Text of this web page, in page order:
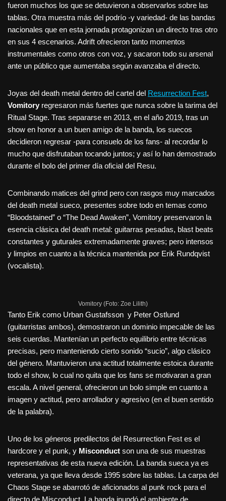
fueron muchos los que se detuvieron a observarlos sobre las
tablas. Otra muestra más del podrío -y variedad- de las bandas
nacionales que en esta jornada protagonizan un directo tras otro
en sus 4 escenarios. Adrift ofrecieron tanto momentos
instrumentales como otros con voz, y sacaron todo su arsenal
ante un público que aumentaba según avanzaba el directo.
Joyas del death metal dentro del cartel del Resurrection Fest,
Vomitory regresaron más fuertes que nunca sobre la tarima del
Ritual Stage. Tras separarse en 2013, en el año 2019, tras un
show en honor a un buen amigo de la banda, los suecos
decidieron regresar -para consuelo de los fans- al recordar lo
mucho que disfrutaban tocando juntos; y así lo han demostrado
durante el bolo del primer día oficial del Resu.
Combinando matices del grind pero con rasgos muy marcados
del death metal sueco, presentes sobre todo en temas como
“Bloodstained” o “The Dead Awaken”, Vomitory preservaron la
esencia clásica del death metal: guitarras pesadas, blast beats
constantes y guturales extremadamente graves; pero intensos
y limpios en cuanto a la técnica mantenida por Erik Rundqvist
(vocalista).
Vomitory (Foto: Zoe Lilith)
Tanto Erik como Urban Gustafsson y Peter Ostlund
(guitarristas ambos), demostraron un dominio impecable de las
seis cuerdas. Mantenían un perfecto equilibrio entre técnicas
precisas, pero manteniendo cierto sonido “sucio”, algo clásico
del género. Mantuvieron una actitud totalmente estoica durante
todo el show, lo cual no quita que los fans se motivaran a gran
escala. A nivel general, ofrecieron un bolo simple en cuanto a
imagen y actitud, pero arrollador y agresivo (en el buen sentido
de la palabra).
Uno de los géneros predilectos del Resurrection Fest es el
hardcore y el punk, y Misconduct son una de sus muestras
representativas de esta nueva edición. La banda sueca ya es
veterana, ya que lleva desde 1995 sobre las tablas. La carpa del
Chaos Stage se abarrotó de aficionados al punk rock para el
directo de Misconduct. La banda inundó el ambiente de